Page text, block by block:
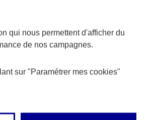
d’un
qui nous permettent d'afficher du
de nos campagnes.
sur "Paramétrer mes cookies"